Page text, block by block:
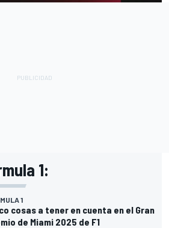
1:
1
cosas a tener en cuenta en el Gran
de Miami 2025 de F1